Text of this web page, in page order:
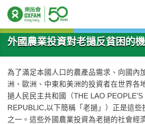
開始主要內容
外國農業投資對老撾反貧困的
為了滿足本國人口的農產品需求、向國內
洲、歐洲、中東和美洲的投資者在世界各
撾人民民主共和國（THE LAO
REPUBLIC,以下簡稱「老撾」）正是這些
之一。這些外國農業投資為老撾的社會經